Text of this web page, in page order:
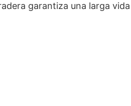
garantiza una larga